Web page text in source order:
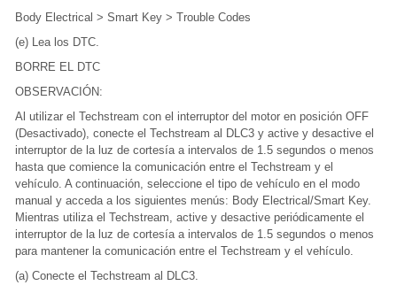
Body Electrical > Smart Key > Trouble Codes
(e) Lea los DTC.
BORRE EL DTC
OBSERVACIÓN:
Al utilizar el Techstream con el interruptor del motor en posición OFF
(Desactivado), conecte el Techstream al DLC3 y active y desactive el
interruptor de la luz de cortesía a intervalos de 1.5 segundos o menos
hasta que comience la comunicación entre el Techstream y el
vehículo. A continuación, seleccione el tipo de vehículo en el modo
manual y acceda a los siguientes menús: Body Electrical/Smart Key.
Mientras utiliza el Techstream, active y desactive periódicamente el
interruptor de la luz de cortesía a intervalos de 1.5 segundos o menos
para mantener la comunicación entre el Techstream y el vehículo.
(a) Conecte el Techstream al DLC3.